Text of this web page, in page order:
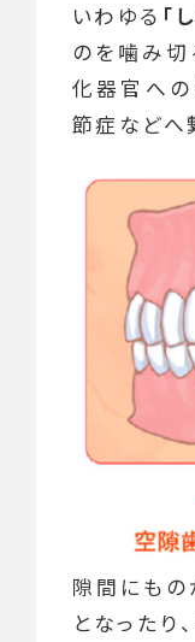
いわゆる 「
のを噛み
化器官への
節症などへ
隙間にも
となったり